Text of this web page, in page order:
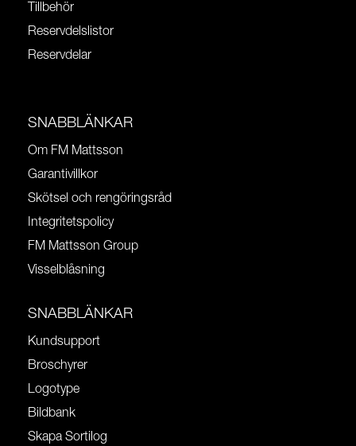
Tillbehör
Reservdelslistor
Reservdelar
SNABBLÄNKAR
Om FM Mattsson
Garantivillkor
Skötsel och rengöringsråd
Integritetspolicy
FM Mattsson Group
Visselblåsning
SNABBLÄNKAR
Kundsupport
Broschyrer
Logotype
Bildbank
Skapa Sortilog